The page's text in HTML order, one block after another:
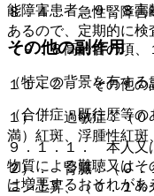
８．４． 急性腎障害
あるので、定期的に検
〔９．８高齢者の項、
（特定の背景を有する
（合併症・既往歴等の
９．１．１． 本人又
物質による難聴又は
は増悪するおそれが
能障害患者、９．８高
その他の副作用
１１．２． その他の
１）． 過敏症：（０
満）紅斑、浮腫性紅斑
２）． 腎臓：（０．
ニン上昇、（０．１